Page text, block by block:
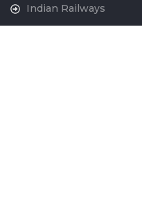
Indian Railways
National War Memorial